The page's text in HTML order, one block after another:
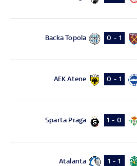
Backa Topola 0 - 1
AEK Atene 0 - 1
Sparta Praga 1 - 0
Atalanta 1 - 1